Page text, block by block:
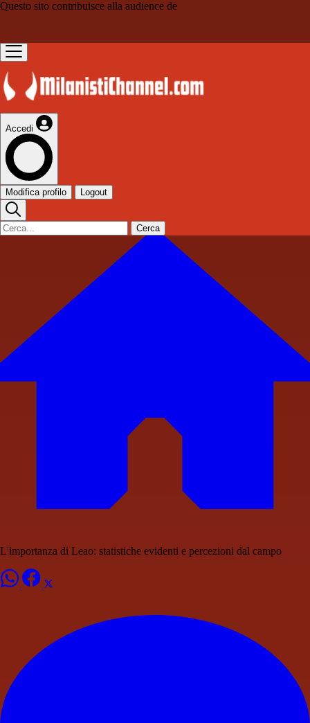
Questo sito contribuisce alla audience de
Accedi
Modifica profilo Logout
Cerca
L'importanza di Leao: statistiche evidenti e percezioni dal campo